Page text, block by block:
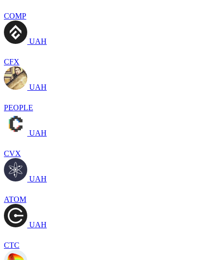
COMP
UAH
CFX
UAH
PEOPLE
UAH
CVX
UAH
ATOM
UAH
CTC